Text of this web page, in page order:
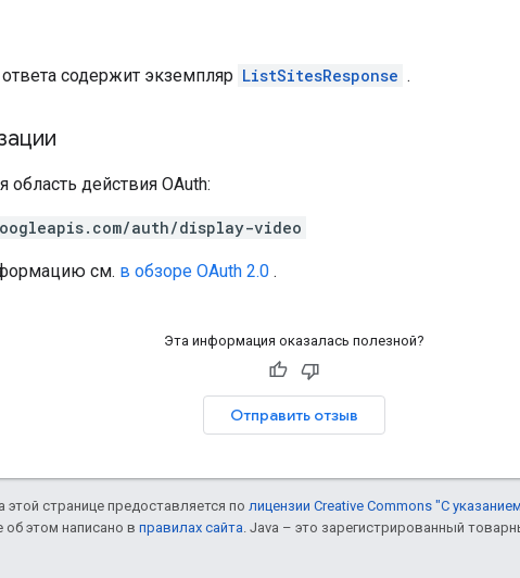
ответа содержит экземпляр ListSitesResponse .
действия OAuth:
auth/display-video
см. в обзоре OAuth 2.0 .
Эта информация оказалась полезной?
Отправить отзыв
этой странице предоставляется по лицензии Creative Commons "С
об этом написано в правилах сайта . Java – это зарегистрированный